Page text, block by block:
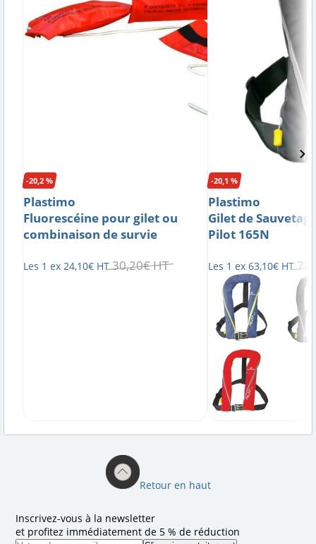
-20,2 %
Plastimo
Fluorescéine pour gilet ou
combinaison de survie
Les 1 ex 24,10€ HT 30,20€HT
-20,1 %
Plastimo
Gilet de
Pilot 165N
Les 1 ex 63,10€ HT 78
Retour en haut
Inscrivez-vous à la newsletter
et profitez immédiatement de 5 % de réduction